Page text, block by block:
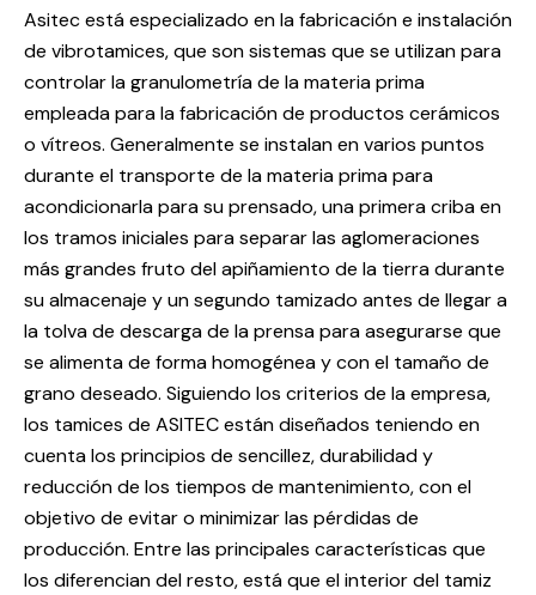
Asitec está especializado en la fabricación e instalación
de vibrotamices, que son sistemas que se utilizan para
controlar la granulometría de la materia prima
empleada para la fabricación de productos cerámicos
o vítreos. Generalmente se instalan en varios puntos
durante el transporte de la materia prima para
acondicionarla para su prensado, una primera criba en
los tramos iniciales para separar las aglomeraciones
más grandes fruto del apiñamiento de la tierra durante
su almacenaje y un segundo tamizado antes de llegar a
la tolva de descarga de la prensa para asegurarse que
se alimenta de forma homogénea y con el tamaño de
grano deseado. Siguiendo los criterios de la empresa,
los tamices de ASITEC están diseñados teniendo en
cuenta los principios de sencillez, durabilidad y
reducción de los tiempos de mantenimiento, con el
objetivo de evitar o minimizar las pérdidas de
producción. Entre las principales características que
los diferencian del resto, está que el interior del tamiz